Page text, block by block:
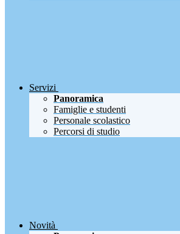
Servizi
Panoramica
Famiglie e studenti
Personale scolastico
Percorsi di studio
Novità